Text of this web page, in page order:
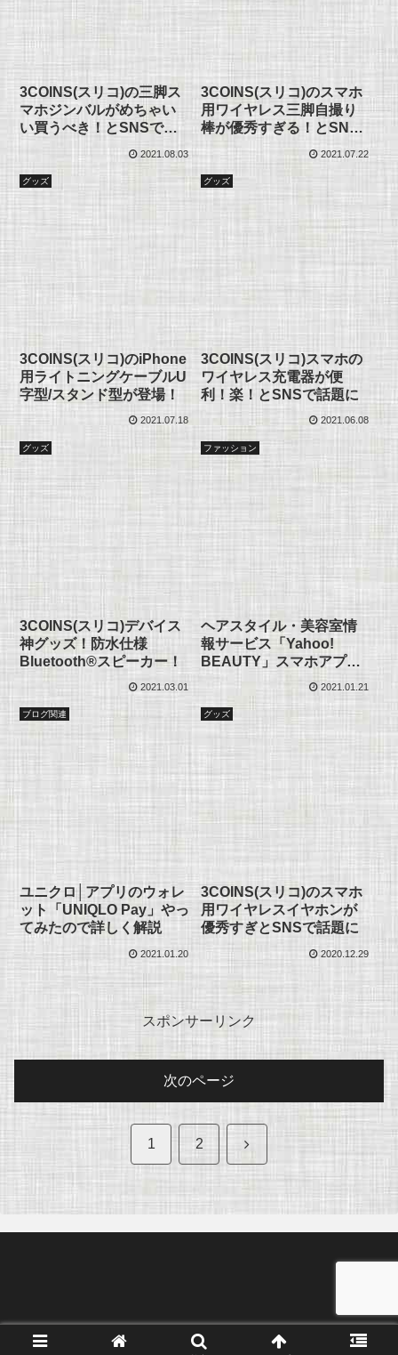
3COINS(スリコ)の三脚ス
マホジンバルがめちゃい
い買うべき！とSNSで話
2021.08.03
3COINS(スリコ)のスマホ
用ワイヤレス三脚自撮り
棒が優秀すぎる！とSNS
で話題に
2021.07.22
グッズ
3COINS(スリコ)のiPhone
用ライトニングケーブルU
字型/スタンド型が登場！
2021.07.18
グッズ
3COINS(スリコ)スマホの
ワイヤレス充電器が便
利！楽！とSNSで話題に
2021.06.08
グッズ
3COINS(スリコ)デバイス
神グッズ！防水仕様
Bluetooth®スピーカー！
2021.03.01
ファッション
ヘアスタイル・美容室情
報サービス「Yahoo!
BEAUTY」スマホアプリ
2021.01.21
ブログ関連
ユニクロ│アプリのウォレ
ット「UNIQLO Pay」やっ
てみたので詳しく解説
2021.01.20
グッズ
3COINS(スリコ)のスマホ
用ワイヤレスイヤホンが
優秀すぎとSNSで話題に
2020.12.29
スポンサーリンク
次のページ
1 2 次
© 2017 好きなことだけ通信.